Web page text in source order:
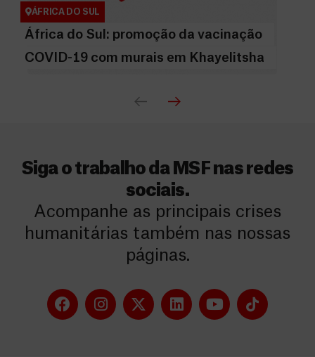
ÁFRICA DO SUL
África do Sul: promoção da vacinação
COVID-19 com murais em Khayelitsha
Siga o trabalho da MSF nas redes
sociais.
Acompanhe as principais crises
humanitárias também nas nossas
páginas.